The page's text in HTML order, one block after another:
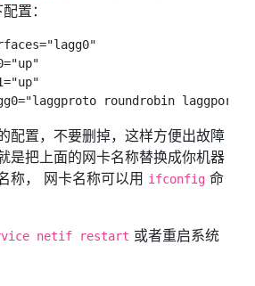
置：
配置，不要删掉，这样方便出故障
是把上面的网卡名称替换成你机器
称， 网卡名称可以用 ifconfig 命
netif restart 或者重启系统